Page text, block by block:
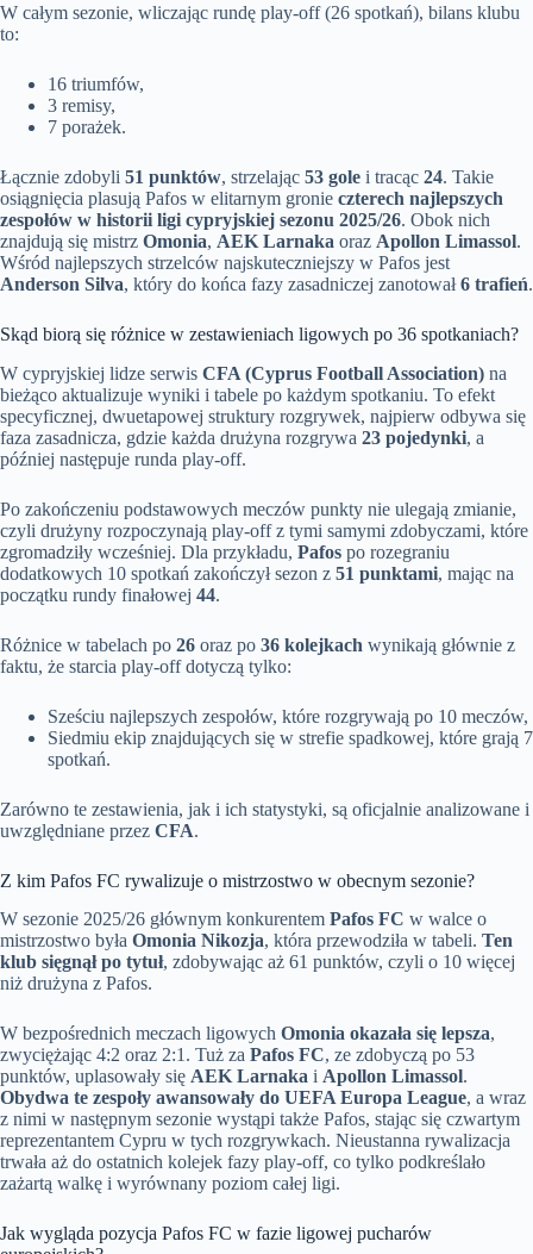
W całym sezonie, wliczając rundę play-off (26 spotkań), bilans klubu
to:
16 triumfów,
3 remisy,
7 porażek.
Łącznie zdobyli 51 punktów, strzelając 53 gole i tracąc 24. Takie
osiągnięcia plasują Pafos w elitarnym gronie czterech najlepszych
zespołów w historii ligi cypryjskiej sezonu 2025/26. Obok nich
znajdują się mistrz Omonia, AEK Larnaka oraz Apollon Limassol.
Wśród najlepszych strzelców najskuteczniejszy w Pafos jest
Anderson Silva, który do końca fazy zasadniczej zanotował6 trafień.
Skąd biorą się różnice w zestawieniach ligowych po 36 spotkaniach?
W cypryjskiej lidze serwis CFA (Cyprus Football Association) na
bieżąco aktualizuje wyniki i tabele po każdym spotkaniu. To efekt
specyficznej, dwuetapowej struktury rozgrywek, najpierw odbywa się
faza zasadnicza, gdzie każda drużyna rozgrywa 23 pojedynki, a
później następuje runda play-off.
Po zakończeniu podstawowych meczów punkty nie ulegają zmianie,
czyli drużyny rozpoczynają play-off z tymi samymi zdobyczami, które
zgromadziły wcześniej. Dla przykładu, Pafos po rozegraniu
dodatkowych 10 spotkań zakończył sezon z 51 punktami, mając na
początku rundy finałowej 44.
Różnice w tabelach po 26 oraz po 36 kolejkach wynikają głównie z
faktu, że starcia play-off dotyczą tylko:
Sześciu najlepszych zespołów, które rozgrywają po 10 meczów,
Siedmiu ekip znajdujących się w strefie spadkowej, które grają 7
spotkań.
Zarówno te zestawienia, jak i ich statystyki, są oficjalnie analizowane i
uwzględniane przez CFA.
Z kim Pafos FC rywalizuje o mistrzostwo w obecnym sezonie?
W sezonie 2025/26 głównym konkurentem Pafos FC w walce o
mistrzostwo była Omonia Nikozja, która przewodziła w tabeli. Ten
klub sięgnął po tytuł, zdobywając aż 61 punktów, czyli o 10 więcej
niż drużyna z Pafos.
W bezpośrednich meczach ligowych Omonia okazała się lepsza,
zwyciężając 4:2 oraz 2:1. Tuż za Pafos FC, ze zdobyczą po 53
punktów, uplasowały się AEK Larnaka i Apollon Limassol.
Obydwa te zespoły awansowały do UEFA Europa League, a wraz
z nimi w następnym sezonie wystąpi także Pafos, stając się czwartym
reprezentantem Cypru w tych rozgrywkach. Nieustanna rywalizacja
trwała aż do ostatnich kolejek fazy play-off, co tylko podkreślało
zażartą walkę i wyrównany poziom całej ligi.
Jak wygląda pozycja Pafos FC w fazie ligowej pucharów